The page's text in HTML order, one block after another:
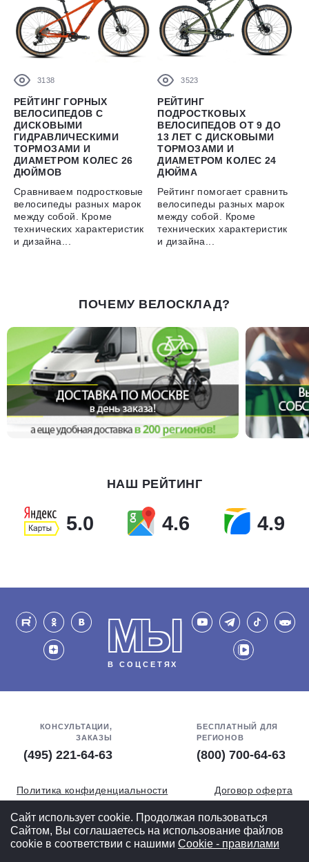
3138
РЕЙТИНГ ГОРНЫХ
ВЕЛОСИПЕДОВ С
ДИСКОВЫМИ
ГИДРАВЛИЧЕСКИМИ
ТОРМОЗАМИ И
ДИАМЕТРОМ КОЛЕС 26
ДЮЙМОВ
Сравниваем подростковые
велосипеды разных марок
между собой. Кроме
технических характеристик
и дизайна...
3523
РЕЙТИНГ
ПОДРОСТКОВЫХ
ВЕЛОСИПЕДОВ ОТ 9 ДО
13 ЛЕТ С ДИСКОВЫМИ
ТОРМОЗАМИ И
ДИАМЕТРОМ КОЛЕС 24
ДЮЙМА
Рейтинг помогает сравнить
велосипеды разных марок
между собой. Кроме
технических характеристик
и дизайна...
ПОЧЕМУ ВЕЛОСКЛАД?
НАШ РЕЙТИНГ
5.0 4.6 4.9
МЫ
В СОЦСЕТЯХ
КОНСУЛЬТАЦИИ,
ЗАКАЗЫ
(495) 221-64-63
БЕСПЛАТНЫЙ ДЛЯ
РЕГИОНОВ
(800) 700-64-63
Политика конфиденциальности
Договор оферта
Обработка персональных данных
СОУТ
Полная версия
Сайт использует cookie. Продолжая пользоваться
Сайтом, Вы соглашаетесь на использование файлов
cookie в соответствии с нашими Cookiе - правилами